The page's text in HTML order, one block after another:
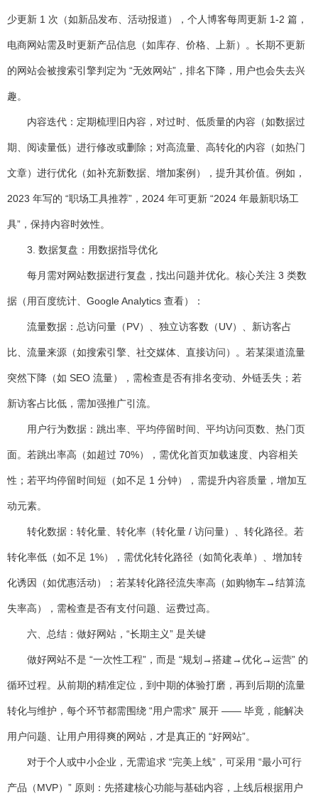
少更新 1 次（如新品发布、活动报道），个人博客每周更新 1-2 篇，
电商网站需及时更新产品信息（如库存、价格、上新）。长期不更新
的网站会被搜索引擎判定为 “无效网站”，排名下降，用户也会失去兴
趣。
内容迭代 ：定期梳理旧内容，对过时、低质量的内容（如数据过
期、阅读量低）进行修改或删除；对高流量、高转化的内容（如热门
文章）进行优化（如补充新数据、增加案例），提升其价值。例如，
2023 年写的 “职场工具推荐”，2024 年可更新 “2024 年最新职场工
具”，保持内容时效性。
3. 数据复盘：用数据指导优化
每月需对网站数据进行复盘，找出问题并优化。核心关注 3 类数
据（用百度统计、Google Analytics 查看）：
流量数据 ：总访问量（PV）、独立访客数（UV）、新访客占
比、流量来源（如搜索引擎、社交媒体、直接访问）。若某渠道流量
突然下降（如 SEO 流量），需检查是否有排名变动、外链丢失；若
新访客占比低，需加强推广引流。
用户行为数据 ：跳出率、平均停留时间、平均访问页数、热门页
面。若跳出率高（如超过 70%），需优化首页加载速度、内容相关
性；若平均停留时间短（如不足 1 分钟），需提升内容质量，增加互
动元素。
转化数据 ：转化量、转化率（转化量 / 访问量）、转化路径。若
转化率低（如不足 1%），需优化转化路径（如简化表单）、增加转
化诱因（如优惠活动）；若某转化路径流失率高（如购物车→结算流
失率高），需检查是否有支付问题、运费过高。
六、总结：做好网站，“长期主义” 是关键
做好网站不是 “一次性工程”，而是 “规划→搭建→优化→运营” 的
循环过程。从前期的精准定位，到中期的体验打磨，再到后期的流量
转化与维护，每个环节都需围绕 “用户需求” 展开 —— 毕竟，能解决
用户问题、让用户用得爽的网站，才是真正的 “好网站”。
对于个人或中小企业，无需追求 “完美上线”，可采用 “最小可行
产品（MVP）” 原则：先搭建核心功能与基础内容，上线后根据用户